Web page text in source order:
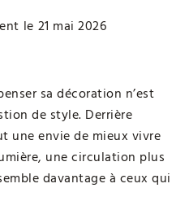
le 21 mai 2026
sa décoration n’est
de style. Derrière
une envie de mieux vivre
une circulation plus
davantage à ceux qui